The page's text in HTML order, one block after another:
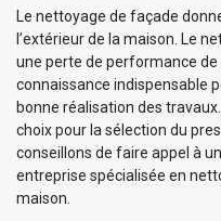
Le nettoyage de façade
l’extérieur de la maison. Le
une perte de performance
connaissance indispensable
bonne réalisation des
choix pour la sélection du
conseillons de faire appel à
entreprise spécialisée en
maison.